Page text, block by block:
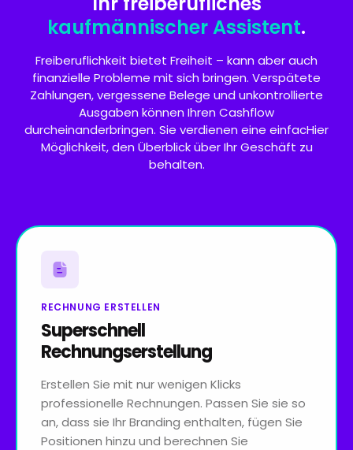
kaufmännischer Assistent.
Freiberuflichkeit bietet Freiheit – kann aber auch
finanzielle Probleme mit sich bringen. Verspätete
Zahlungen, vergessene Belege und unkontrollierte
Ausgaben können Ihren Cashflow
durcheinanderbringen. Sie verdienen eine einfacHier
Möglichkeit, den Überblick über Ihr Geschäft zu
behalten.
RECHNUNG ERSTELLEN
Superschnell
Rechnungserstellung
Erstellen Sie mit nur wenigen Klicks
professionelle Rechnungen. Passen Sie sie so
an, dass sie Ihr Branding enthalten, fügen Sie
Positionen hinzu und berechnen Sie